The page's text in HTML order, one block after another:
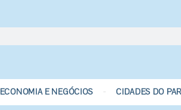
ECONOMIA E NEGÓCIOS CIDADES DO